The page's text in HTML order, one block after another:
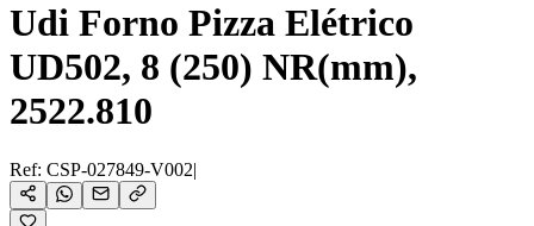
Udi Forno Pizza Elétrico
UD502, 8 (250) NR(mm),
2522.810
Ref: CSP-027849-V002|